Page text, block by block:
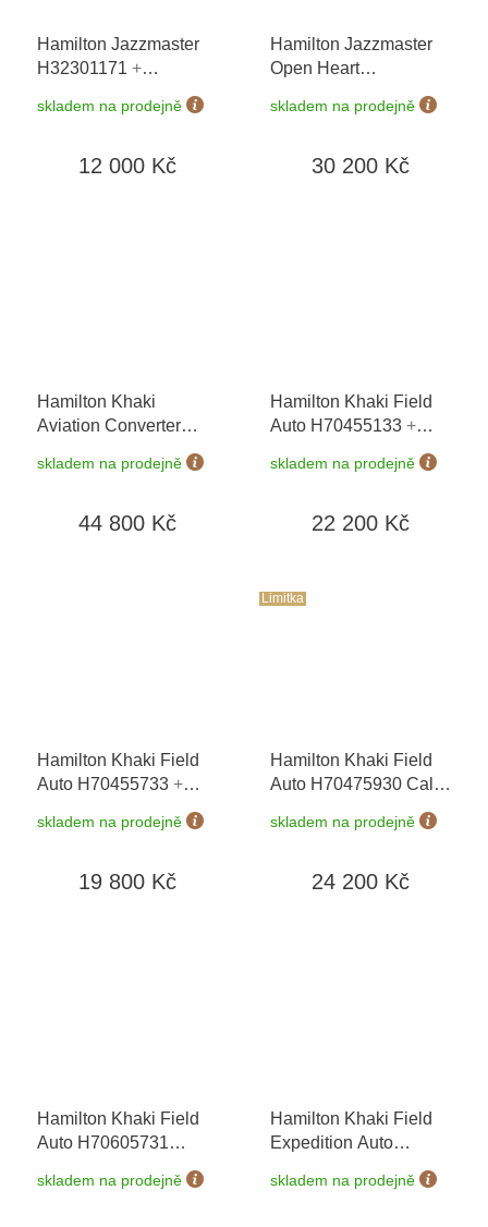
Hamilton Jazzmaster
H32301171 +
prodloužená záruka 5
let
skladem na prodejně
12 000 Kč
Hamilton Jazzmaster
Open Heart
prodloužená záruka 5
do 90 dní
skladem na prodejně
30 200 Kč
Hamilton Khaki
Aviation Converter
prodloužená záruka 5
do 90 dní
skladem na prodejně
44 800 Kč
Hamilton Khaki Field
Auto H70455133 +
prodloužená záruka 5
let + možnost výměny
skladem na prodejně
22 200 Kč
Hamilton Khaki Field
Auto H70455733 +
prodloužená záruka 5
let
skladem na prodejně
19 800 Kč
Limitka
Hamilton Khaki Field
Auto H70475930 Call
of Duty Black Ops 7+
prodloužená záruka 5
do 90 dní
skladem na prodejně
24 200 Kč
Hamilton Khaki Field
Auto H70605731
prodloužená záruka 5
skladem na prodejně
Hamilton Khaki Field
Expedition Auto
prodloužená záruka 5
skladem na prodejně